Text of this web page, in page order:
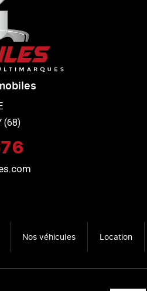
(68)
Nos véhicules Location